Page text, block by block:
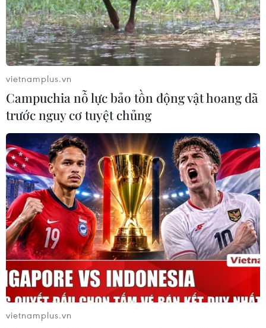
vietnamplus.vn
Campuchia nỗ lực bảo tồn động vật hoang dã
trước nguy cơ tuyệt chủng
vietnamplus.vn